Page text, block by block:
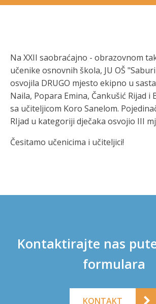
Na XXII saobraćajno - obrazovnom
učenike osnovnih škola, JU OŠ
osvojila DRUGO mjesto ekipno u
Naila, Popara Emina, Čankušić Rijad i
sa učiteljicom Koro Sanelom.
RIjad u kategoriji dječaka osvojio III
Česitamo učenicima i učiteljici!
Kontaktirajte nas
formulara
KONTAKT